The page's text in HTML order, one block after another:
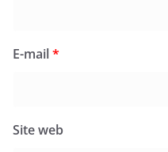
E-mail*
Site web